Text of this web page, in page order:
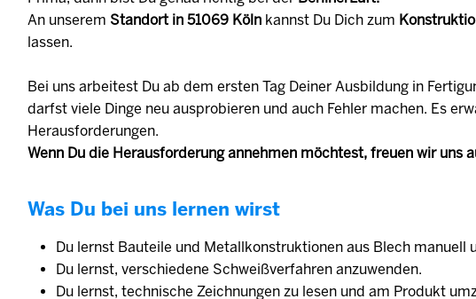
An unserem Standort in 51069 Köln kannst Du Dich zum
lassen.
Bei uns arbeitest Du ab dem ersten Tag Deiner Ausbildung in
darfst viele Dinge neu ausprobieren und auch Fehler machen. Es
Herausforderungen.
Wenn Du die Herausforderung annehmen möchtest, freuen wir uns
Was Du bei uns lernen wirst
Du lernst Bauteile und Metallkonstruktionen aus Blech manuell
Du lernst, verschiedene Schweißverfahren anzuwenden.
Du lernst, technische Zeichnungen zu lesen und am Produkt